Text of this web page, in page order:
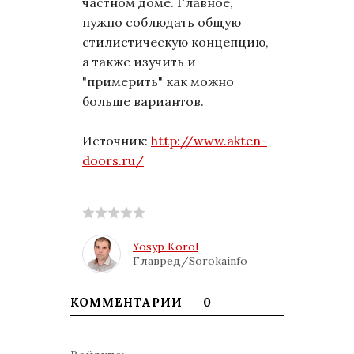
нужно соблюдать общую
стилистическую концепцию,
а также изучить и
"примерить" как можно
больше вариантов.
Источник: http://www.akten-
doors.ru/
Yosyp Korol
Главред/Sorokainfo
КОММЕНТАРИИ 0